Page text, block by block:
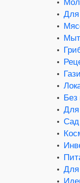
•
• Для
•
•
•
•
•
•
• Без
• Для
• Сад
•
•
•
• Для